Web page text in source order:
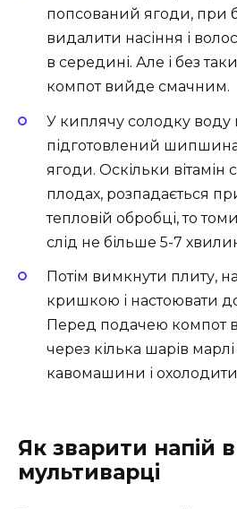
попсований ягоди, при
видалити насіння і
в середині. Але і без
компот вийде смачним.
У киплячу солодку воду
підготовлений шипшина
ягоди. Оскільки вітамін
плодах, розпадається
тепловій обробці, то
слід не більше 5-7
Потім вимкнути плиту,
кришкою і настоювати
Перед подачею компот
через кілька шарів
кавомашини і
Як зварити напій в
мультиварці